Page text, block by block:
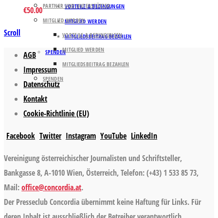
VORTEILE & BEDINGUNGEN
MITGLIED WERDEN
MITGLIEDSBEITRAG BEZAHLEN
SPENDEN
PARTNER UND UNTERSTÜTZER
MITGLIED WERDEN
VORTEILE & BEDINGUNGEN
MITGLIED WERDEN
MITGLIEDSBEITRAG BEZAHLEN
SPENDEN
€50.00
Scroll
AGB
Impressum
Datenschutz
Kontakt
Cookie-Richtlinie (EU)
Facebook Twitter Instagram YouTube LinkedIn
Vereinigung österreichischer Journalisten und Schriftsteller,
Bankgasse 8, A-1010 Wien, Österreich, Telefon: (+43) 1 533 85 73,
Mail:office@concordia.at.
Der Presseclub Concordia übernimmt keine Haftung für Links. Für